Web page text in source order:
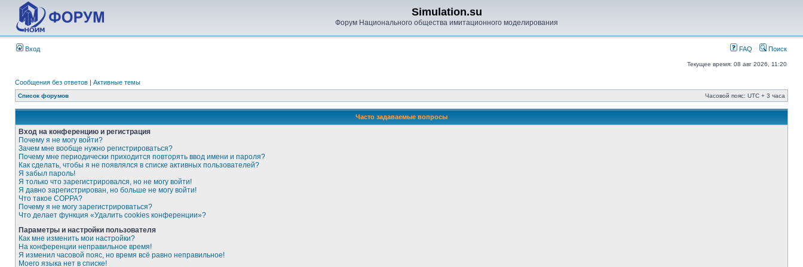
Simulation.su
Форум Национального общества имитационного моделирования
Вход FAQ Поиск
Текущее время: 08 авг 2026, 11:20
Сообщения без ответов | Активные темы
Список форумов Часовой пояс: UTC + 3 часа
Часто задаваемые вопросы
Вход на конференцию и регистрация
Почему я не могу войти?
Зачем мне вообще нужно регистрироваться?
Почему мне периодически приходится повторять ввод имени и пароля?
Как сделать, чтобы я не появлялся в списке активных пользователей?
Я забыл пароль!
Я только что зарегистрировался, но не могу войти!
Я давно зарегистрирован, но больше не могу войти!
Что такое COPPA?
Почему я не могу зарегистрироваться?
Что делает функция «Удалить cookies конференции»?
Параметры и настройки пользователя
Как мне изменить мои настройки?
На конференции неправильное время!
Я изменил часовой пояс, но время всё равно неправильное!
Моего языка нет в списке!